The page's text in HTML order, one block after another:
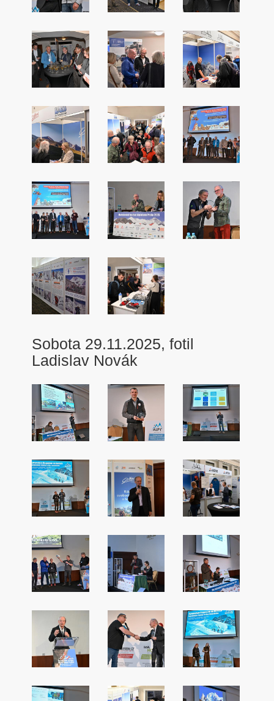
Sobota 29.11.2025, fotil
Ladislav Novák